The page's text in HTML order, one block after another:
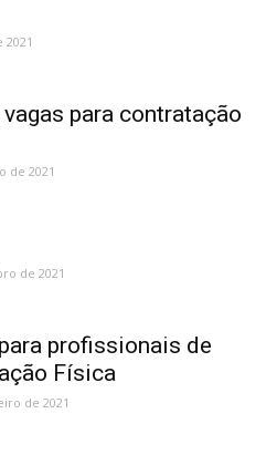
2021
para contratação
de 2021
de 2021
profissionais de
Física
de 2021